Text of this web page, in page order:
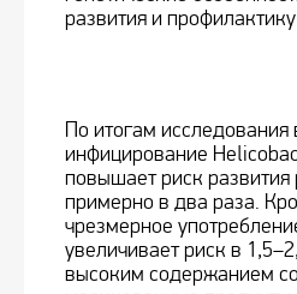
развития и
По итогам исследования
инфицирование
повышает риск
примерно в два раза.
чрезмерное
увеличивает риск в
высоким содержанием